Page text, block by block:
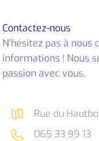
Contactez-nous
N’hésitez pas à
informations ! Nous
passion avec vous.
Rue du
065 33 99 13